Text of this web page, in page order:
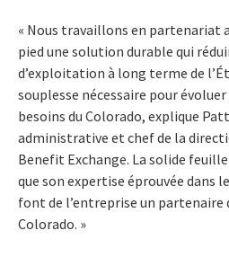
« Nous travaillons en partenariat
pied une solution durable qui
d’exploitation à long terme de
souplesse nécessaire pour
besoins du Colorado, explique
administrative et chef de la
Benefit Exchange. La solide
que son expertise éprouvée dans
font de l’entreprise un partenaire
Colorado. »